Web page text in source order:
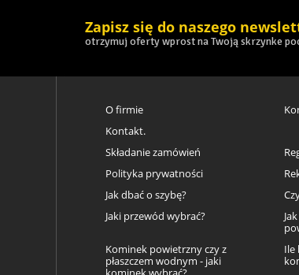
Zapisz się do naszego
otrzymuj oferty wprost na Twoją skrzynke
O firmie
Kontakt.
Składanie zamówień
Polityka prywatności
Jak dbać o szybę?
Jaki przewód wybrać?
Kominek powietrzny czy z
płaszczem wodnym - jaki
Ile